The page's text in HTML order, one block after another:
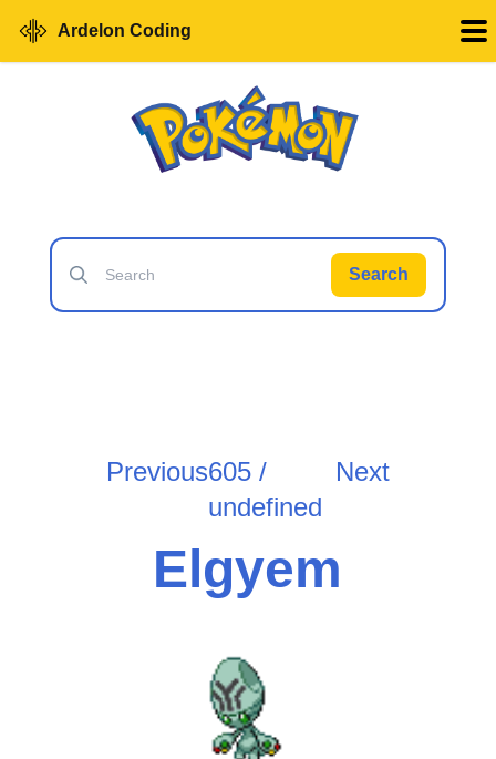
Ardelon Coding
Search
Previous605 /
undefined
Next
Elgyem